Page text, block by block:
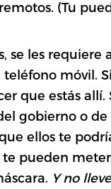
(Tu
se les requiere
móvil.
que estás
gobierno o
ellos te
te pueden
Y no